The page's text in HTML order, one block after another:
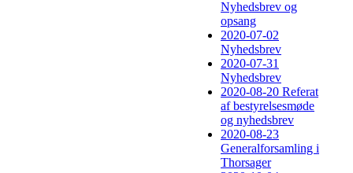
Nyhedsbrev og
opsang
2020-07-02
Nyhedsbrev
2020-07-31
Nyhedsbrev
2020-08-20 Referat
af bestyrelsesmøde
og nyhedsbrev
2020-08-23
Generalforsamling i
Thorsager